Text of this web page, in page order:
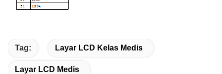
Tag: Layar LCD Kelas Medis
Layar LCD Medis